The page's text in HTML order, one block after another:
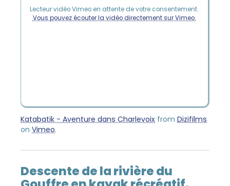
Lecteur vidéo Vimeo en attente de votre consentement.
Vous pouvez écouter la vidéo directement sur Vimeo.
Katabatik - Aventure dans Charlevoix fromDizifilms
onVimeo.
Descente de la rivière du